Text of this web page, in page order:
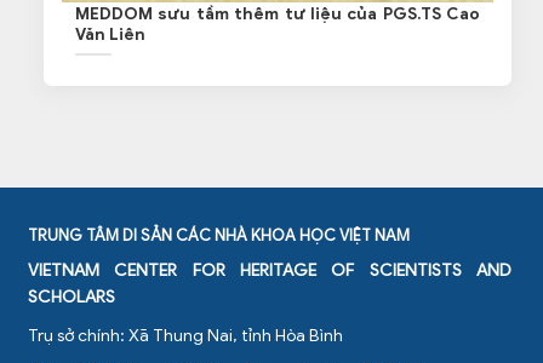
MEDDOM sưu tầm thêm tư liệu của PGS.TS Cao
Văn Liên
TRUNG TÂM DI SẢN CÁC NHÀ KHOA HỌC VIỆT NAM
VIETNAM CENTER FOR HERITAGE OF SCIENTISTS AND
SCHOLARS
Trụ sở chính: Xã Thung Nai, tỉnh Hòa Bình